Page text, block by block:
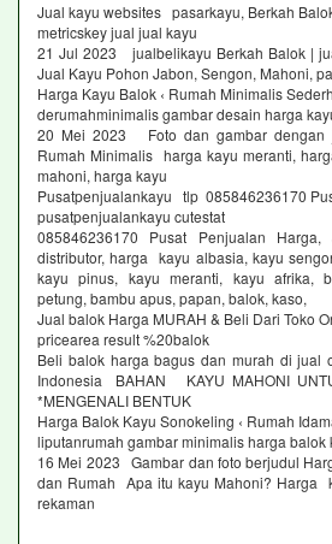
Jual kayu websites pasarkayu, Berkah
metricskey jual jual kayu
21 Jul 2023 jualbelikayu Berkah Balok |
Jual Kayu Pohon Jabon, Sengon, Mahoni,
Harga Kayu Balok ‹ Rumah Minimalis
derumahminimalis gambar desain harga
20 Mei 2023 Foto dan gambar dengan
Rumah Minimalis harga kayu meranti,
mahoni, harga kayu
Pusatpenjualankayu tlp 085846236170
pusatpenjualankayu cutestat
085846236170 Pusat Penjualan
distributor, harga kayu albasia, kayu
kayu pinus, kayu meranti, kayu afrika,
petung, bambu apus, papan, balok, kaso,
Jual balok Harga MURAH & Beli Dari Toko
pricearea result %20balok
Beli balok harga bagus dan murah di jual
Indonesia BAHAN KAYU MAHONI
*MENGENALI BENTUK
Harga Balok Kayu Sonokeling ‹ Rumah
liputanrumah gambar minimalis harga balok
16 Mei 2023 Gambar dan foto berjudul
dan Rumah Apa itu kayu Mahoni? Harga
rekaman